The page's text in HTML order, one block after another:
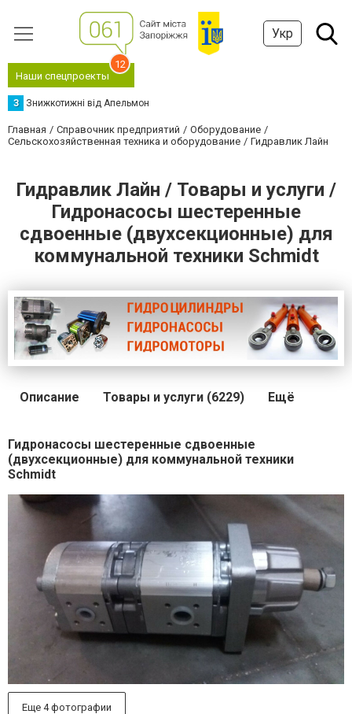
Укр
Наши спецпроекты
12
З Знижкотижні від Апельмон
Главная Справочник предприятий
Оборудование
Сельскохозяйственная техника и оборудование
Гидравлик Лайн
Гидравлик Лайн / Товары и услуги /
Гидронасосы шестеренные
сдвоенные (двухсекционные) для
коммунальной техники Schmidt
Описание Товары и услуги (6229) Ещё
Гидронасосы шестеренные сдвоенные
(двухсекционные) для коммунальной техники
Schmidt
Еще 4 фотографии